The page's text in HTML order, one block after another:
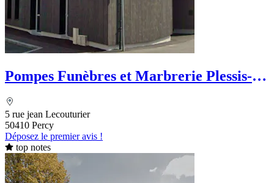
Pompes Funèbres et Marbrerie Plessis-
5 rue jean Lecouturier
50410 Percy
Déposez le premier avis !
top notes